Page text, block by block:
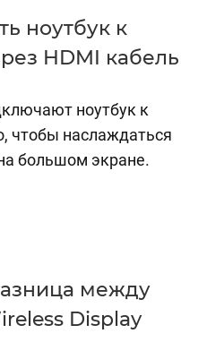
ноутбук к
HDMI кабель
ноутбук к
чтобы наслаждаться
большом экране.
между
Display